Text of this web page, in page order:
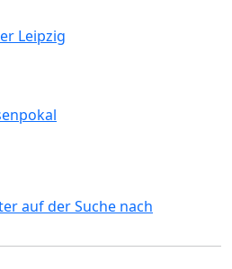
Leipzig
auf der Suche nach